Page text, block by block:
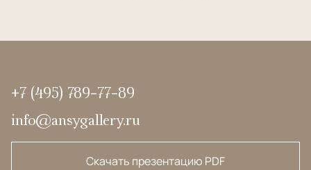
+7 (495) 789-77-89
info@ansygallery.ru
Скачать презентацию PDF